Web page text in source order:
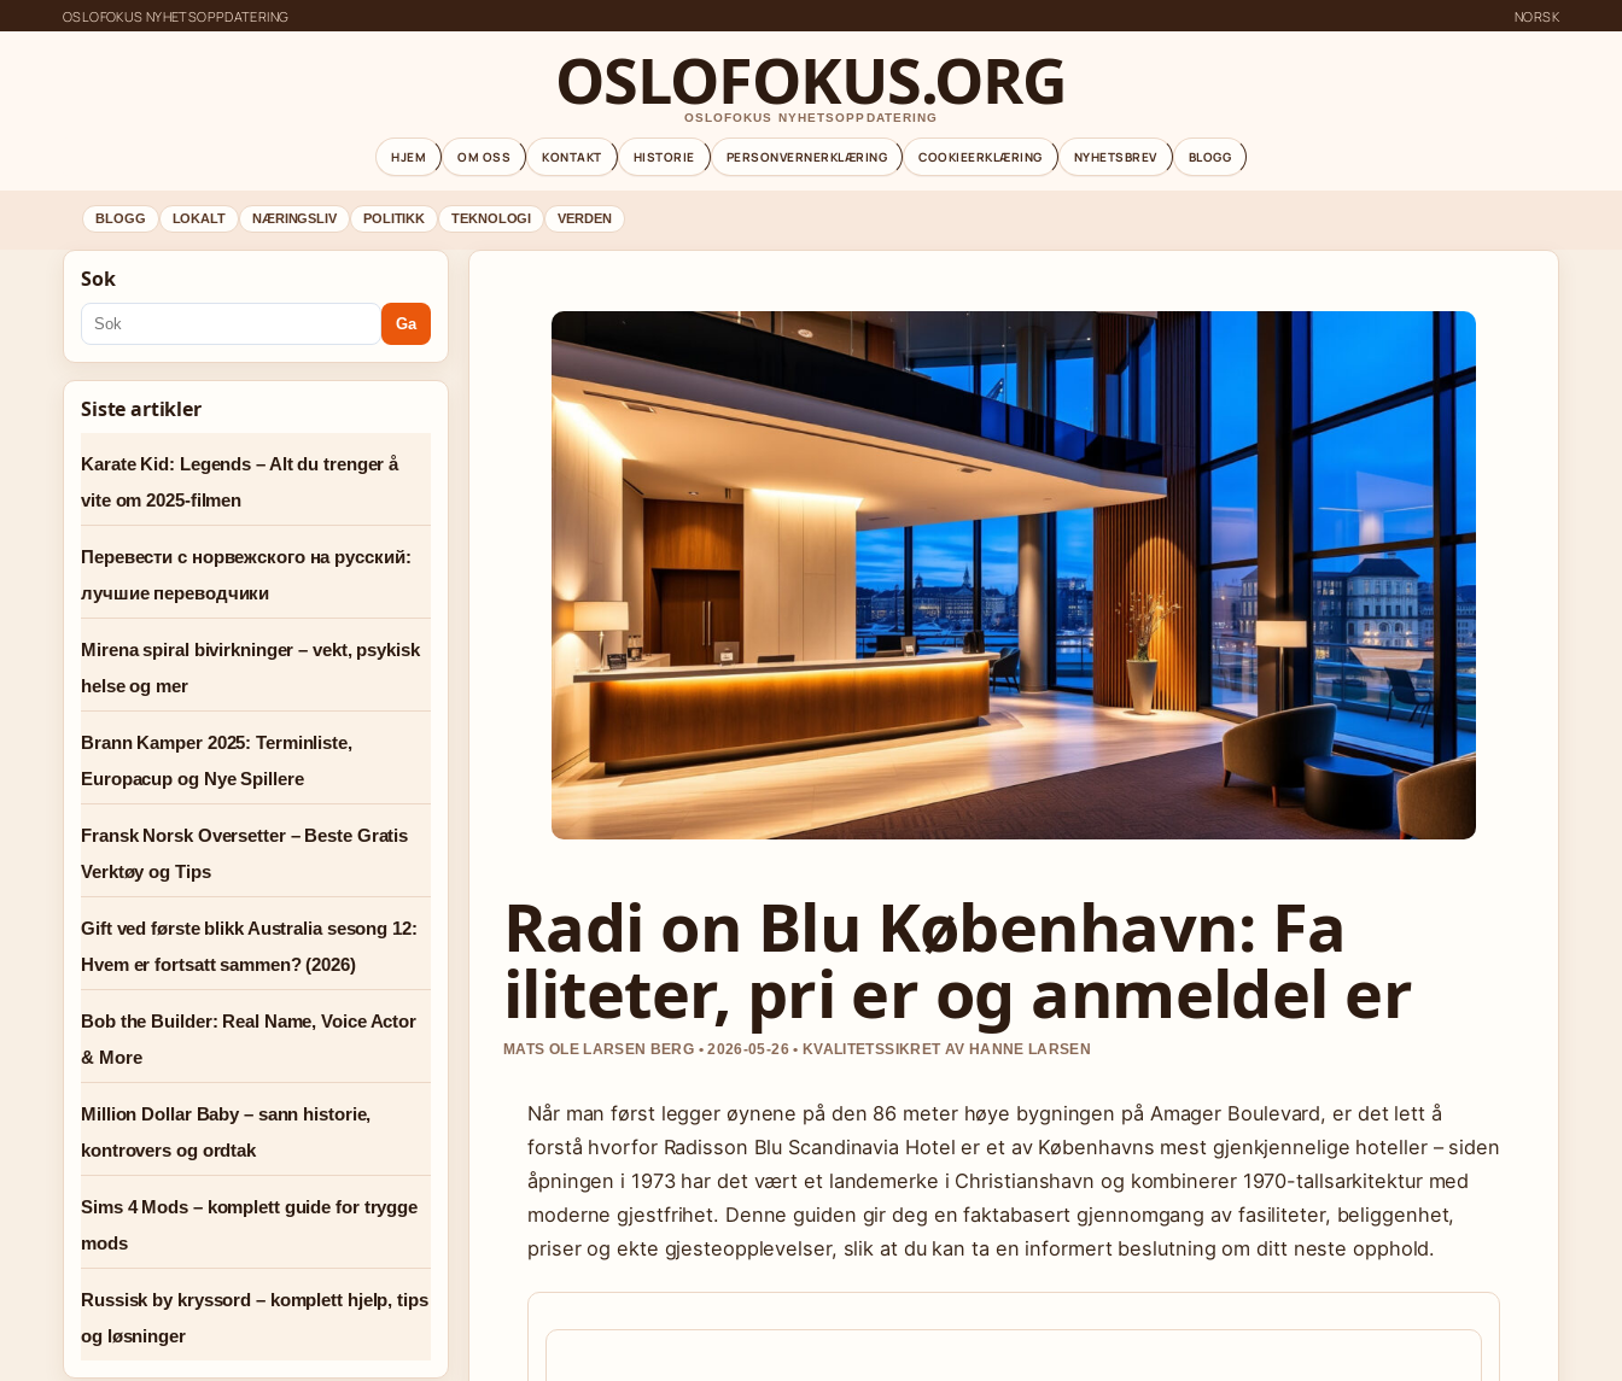
OSLOFOKUS NYHETSOPPDATERING NORSK
OSLOFOKUS.ORG
OSLOFOKUS NYHETSOPPDATERING
HJEM OM OSS KONTAKT HISTORIE PERSONVERNERKLÆRING COOKIEERKLÆRING NYHETSBREV BLOGG
BLOGG LOKALT NÆRINGSLIV POLITIKK TEKNOLOGI VERDEN
Radi on Blu København: Fa
iliteter, pri er og anmeldel er
MATS OLE LARSEN BERG • 2026-05-26 • KVALITETSSIKRET AV HANNE LARSEN
Når man først legger øynene på den 86 meter høye bygningen på Amager Boulevard, er det lett å
forstå hvorfor Radisson Blu Scandinavia Hotel er et av Københavns mest gjenkjennelige hoteller – siden
åpningen i 1973 har det vært et landemerke i Christianshavn og kombinerer 1970-tallsarkitektur med
moderne gjestfrihet. Denne guiden gir deg en faktabasert gjennomgang av fasiliteter, beliggenhet,
priser og ekte gjesteopplevelser, slik at du kan ta en informert beslutning om ditt neste opphold.
Sok
Ga
Siste artikler
Karate Kid: Legends – Alt du trenger å
vite om 2025-filmen
Перевести с норвежского на русский:
лучшие переводчики
Mirena spiral bivirkninger – vekt, psykisk
helse og mer
Brann Kamper 2025: Terminliste,
Europacup og Nye Spillere
Fransk Norsk Oversetter – Beste Gratis
Verktøy og Tips
Gift ved første blikk Australia sesong 12:
Hvem er fortsatt sammen? (2026)
Bob the Builder: Real Name, Voice Actor
& More
Million Dollar Baby – sann historie,
kontrovers og ordtak
Sims 4 Mods – komplett guide for trygge
mods
Russisk by kryssord – komplett hjelp, tips
og løsninger